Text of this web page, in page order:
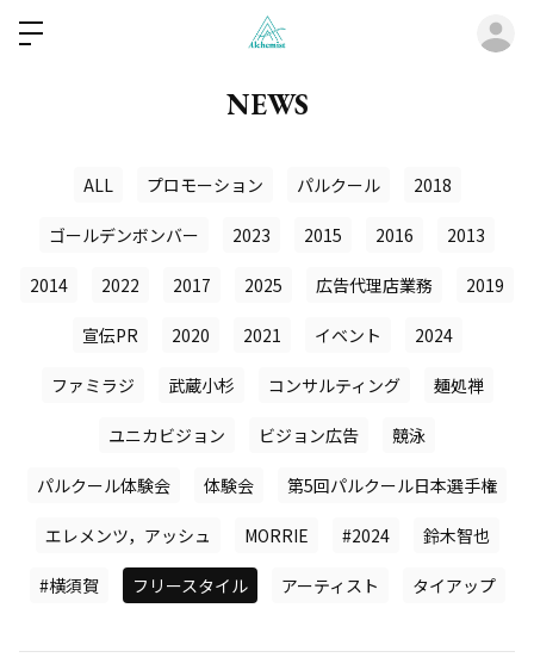
NEWS
ALL プロモーション パルクール 2018
ゴールデンボンバー 2023 2015 2016 2013
2014 2022 2017 2025 広告代理店業務 2019
宣伝PR 2020 2021 イベント 2024
ファミラジ 武蔵小杉 コンサルティング 麺処禅
ユニカビジョン ビジョン広告 競泳
パルクール体験会 体験会 第5回パルクール日本選手権
エレメンツ，アッシュ MORRIE #2024 鈴木智也
#横須賀 フリースタイル アーティスト タイアップ